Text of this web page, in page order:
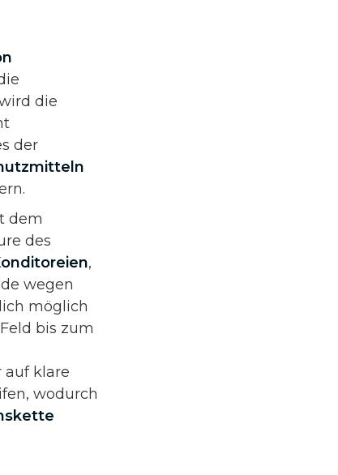
die
der
dem
des
,
wegen
möglich
bis zum
auf klare
wodurch